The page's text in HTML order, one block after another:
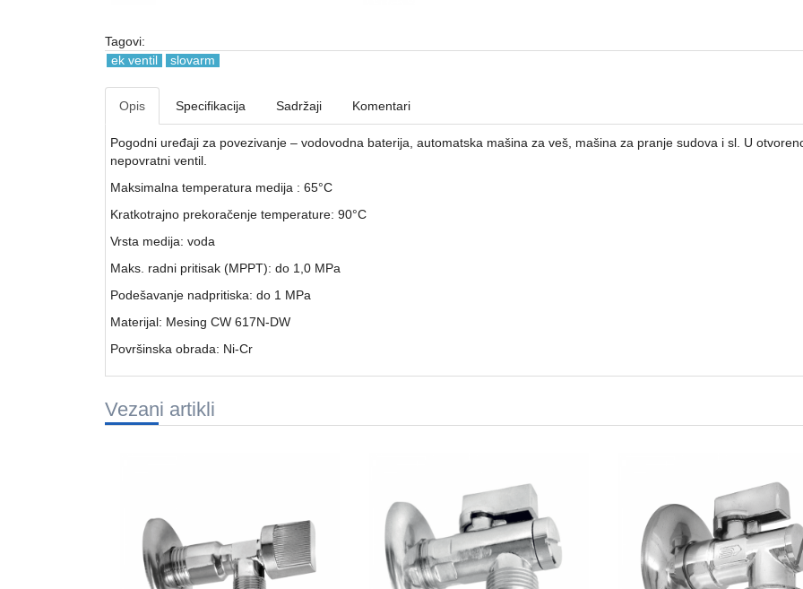
Tagovi:
ek ventil
slovarm
Opis Specifikacija Sadržaji Komentari
Pogodni uređaji za povezivanje – vodovodna baterija, automatska mašina za veš, mašina za pranje sudova i sl. U
nepovratni ventil.
Maksimalna temperatura medija : 65°C
Kratkotrajno prekoračenje temperature: 90°C
Vrsta medija: voda
Maks. radni pritisak (MPPT): do 1,0 MPa
Podešavanje nadpritiska: do 1 MPa
Materijal: Mesing CW 617N-DW
Površinska obrada: Ni-Cr
Vezani artikli